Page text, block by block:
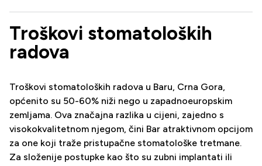
Troškovi stomatoloških
radova
Troškovi stomatoloških radova u Baru, Crna Gora,
općenito su 50-60% niži nego u zapadnoeuropskim
zemljama. Ova značajna razlika u cijeni, zajedno s
visokokvalitetnom njegom, čini Bar atraktivnom opcijom
za one koji traže pristupačne stomatološke tretmane.
Za složenije postupke kao što su zubni implantati ili